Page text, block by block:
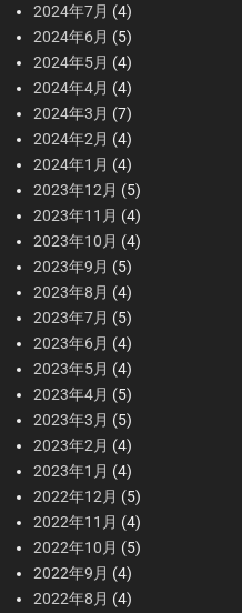
2024年7月 (4)
2024年6月 (5)
2024年5月 (4)
2024年4月 (4)
2024年3月 (7)
2024年2月 (4)
2024年1月 (4)
2023年12月 (5)
2023年11月 (4)
2023年10月 (4)
2023年9月 (5)
2023年8月 (4)
2023年7月 (5)
2023年6月 (4)
2023年5月 (4)
2023年4月 (5)
2023年3月 (5)
2023年2月 (4)
2023年1月 (4)
2022年12月 (5)
2022年11月 (4)
2022年10月 (5)
2022年9月 (4)
2022年8月 (4)